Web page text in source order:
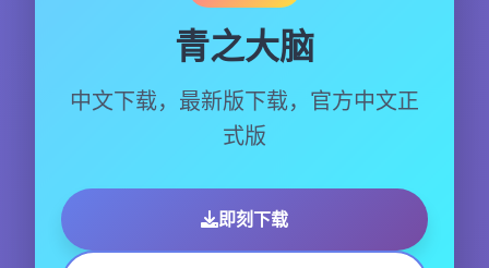
青之大脑
中文下载，最新版下载，官方中文正
式版
即刻下载